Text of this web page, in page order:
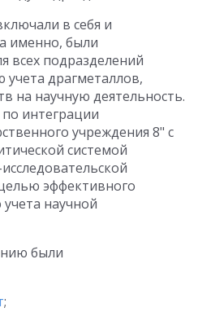
в себя и
именно, были
всех подразделений
драгметаллов,
на научную деятельность.
интеграции
учреждения 8" с
системой
эффективного
учета научной
были
;